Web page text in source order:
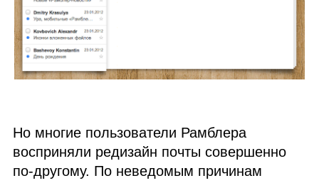
Но многие пользователи Рамблера
восприняли редизайн почты совершенно
по‑другому. По неведомым причинам